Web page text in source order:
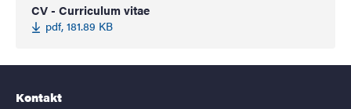
CV - Curriculum vitae
pdf, 181.89 KB
Kontakt